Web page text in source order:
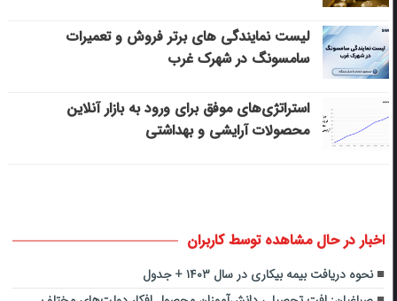
لیست نمایندگی های برتر فروش و تعمیرات
سامسونگ در شهرک غرب
استراتژی‌های موفق برای ورود به بازار آنلاین
محصولات آرایشی و بهداشتی
اخبار در حال مشاهده توسط کاربران
نحوه دریافت بیمه بیکاری در سال ۱۴۰۳ + جدول